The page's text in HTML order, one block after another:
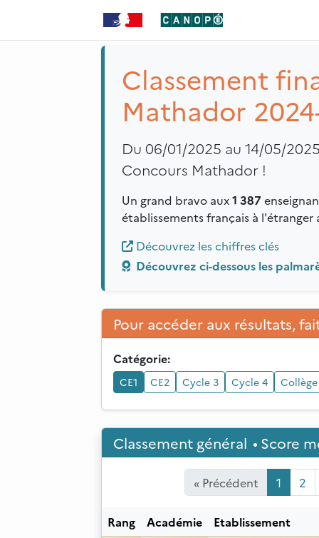
Classement
Mathador
Du 06/01/2025 au 14/05/
Concours Mathador !
Un grand bravo aux1 387
établissements français à
Découvrez les chiffres clés
Découvrez ci-dessous les
Pour accéder aux résultats,
Catégorie:
CE1 CE2 Cycle 3 Cycle 4
Classement général • Score
« Précédent 1 2
Rang Académie Etablissement